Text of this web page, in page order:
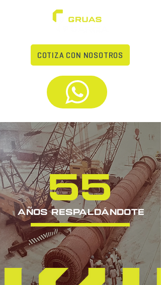
COTIZA CON NOSOTROS
55
Años respaldándote